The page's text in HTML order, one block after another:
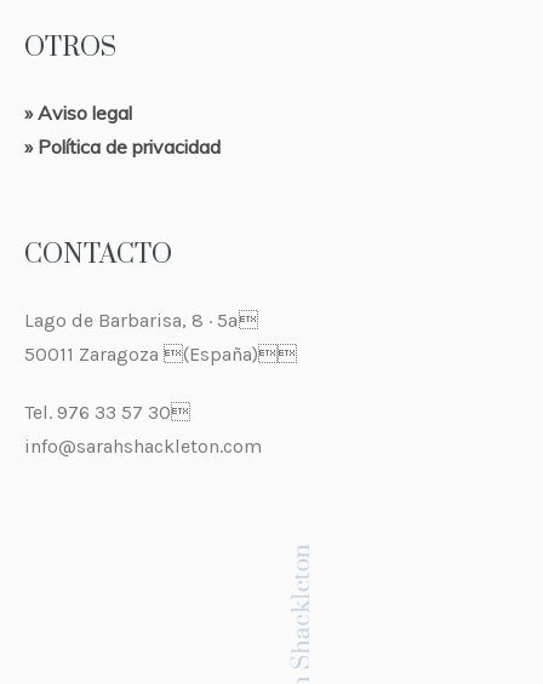
OTROS
» Aviso legal
» Política de privacidad
CONTACTO
Lago de Barbarisa, 8 · 5ª
50011 Zaragoza (España)
Tel. 976 33 57 30
info@sarahshackleton.com